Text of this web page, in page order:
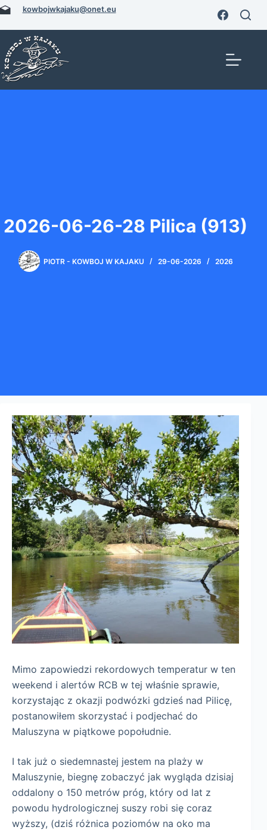
Przejdź
treści
kowbojwkajaku@onet.eu
2026-06-26-28 Pilica (913)
PIOTR - KOWBOJ W KAJAKU 29-06-2026 2026
Mimo zapowiedzi rekordowych temperatur w ten
weekend i alertów RCB w tej właśnie sprawie,
korzystając z okazji podwózki gdzieś nad Pilicę,
postanowiłem skorzystać i podjechać do
Maluszyna w piątkowe popołudnie.
I tak już o siedemnastej jestem na plaży w
Maluszynie, biegnę zobaczyć jak wygląda dzisiaj
oddalony o 150 metrów próg, który od lat z
powodu hydrologicznej suszy robi się coraz
wyższy, (dziś różnica poziomów na oko ma